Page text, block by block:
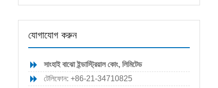
যোগাযোগ করুন
সাংহাই বাঝো ইন্ডাস্ট্রিয়াল কোং, লিমিটেড
টেলিফোন: +86-21-34710825